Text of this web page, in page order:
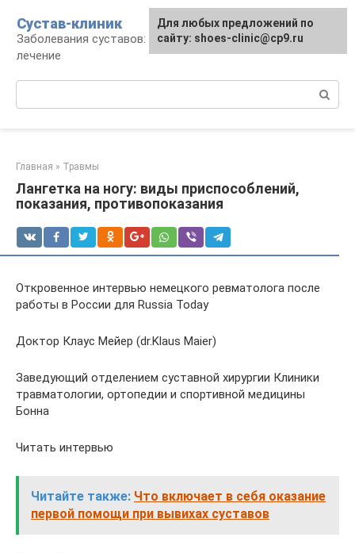
контенту
Сустав-клиник
Заболевания суставов: профилактика и
лечение
Главная » Травмы
Лангетка на ногу: виды приспособлений,
показания, противопоказания
Откровенное интервью немецкого ревматолога после
работы в России для Russia Today
Доктор Клаус Мейер (dr.Klaus Maier)
Заведующий отделением суставной хирургии Клиники
травматологии, ортопедии и спортивной медицины
Бонна
Читать интервью
Читайте также: Что включает в себя оказание
первой помощи при вывихах суставов
Для любых предложений по
сайту: shoes-clinic@cp9.ru